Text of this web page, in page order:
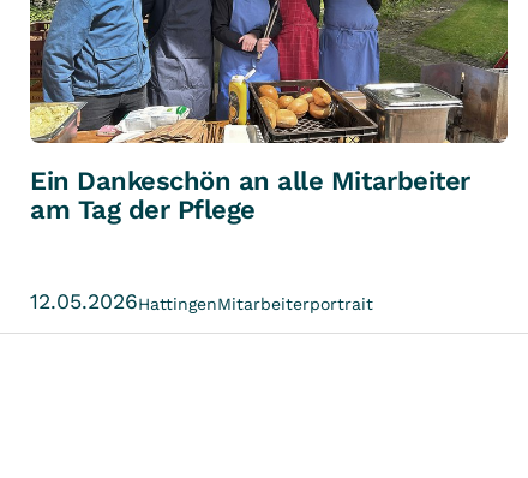
Ein Dankeschön an alle Mitarbeiter
am Tag der Pflege
12.05.2026HattingenMitarbeiterportrait